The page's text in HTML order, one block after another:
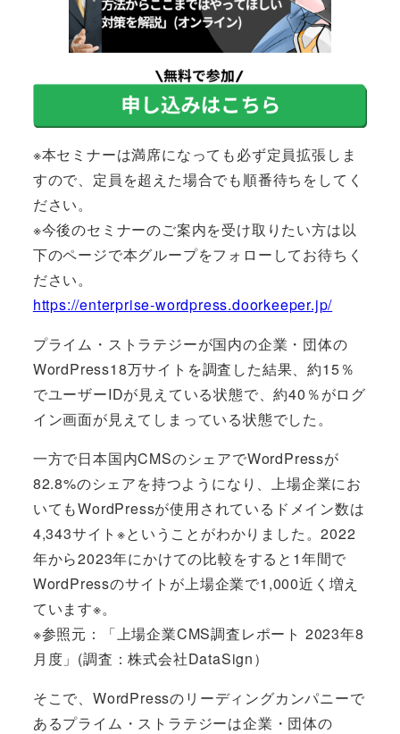
※本セミナーは満席になっても必ず定員拡張しま
すので、定員を超えた場合でも順番待ちをしてく
ださい。
※今後のセミナーのご案内を受け取りたい方は以
下のページで本グループをフォローしてお待ちく
ださい。
https://enterprise-wordpress.doorkeeper.jp/
プライム・ストラテジーが国内の企業・団体の
WordPress18万サイトを調査した結果、約15％
でユーザーIDが見えている状態で、約40％がログ
イン画面が見えてしまっている状態でした。
一方で日本国内CMSのシェアでWordPressが
82.8%のシェアを持つようになり、上場企業にお
いてもWordPressが使用されているドメイン数は
4,343サイト※ということがわかりました。2022
年から2023年にかけての比較をすると1年間で
WordPressのサイトが上場企業で1,000近く増え
ています※。
※参照元：「上場企業CMS調査レポート 2023年8
月度」(調査：株式会社DataSign）
そこで、WordPressのリーディングカンパニーで
あるプライム・ストラテジーは企業・団体の